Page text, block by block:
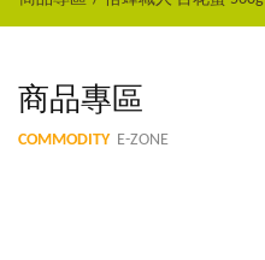
商品專區
COMMODITY E-ZONE